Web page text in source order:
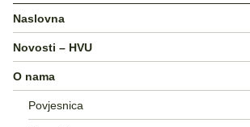
Naslovna
Novosti – HVU
O nama
Povjesnica